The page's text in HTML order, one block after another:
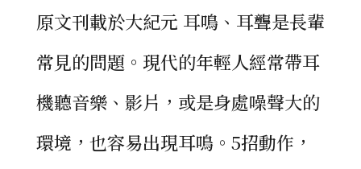
原文刊載於大紀元 耳鳴、耳聾是長輩
常見的問題。現代的年輕人經常帶耳
機聽音樂、影片，或是身處噪聲大的
環境，也容易出現耳鳴。5招動作，